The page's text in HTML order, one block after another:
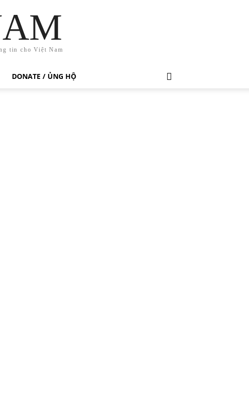
tin cho Việt Nam
DONATE / ỦNG HỘ